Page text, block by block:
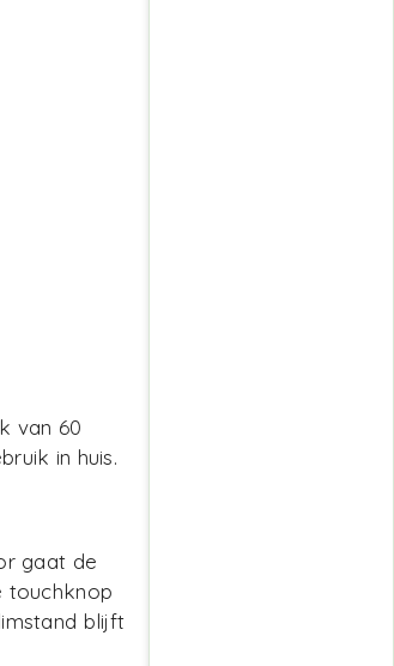
van 60
in huis.
gaat de
touchknop
blijft